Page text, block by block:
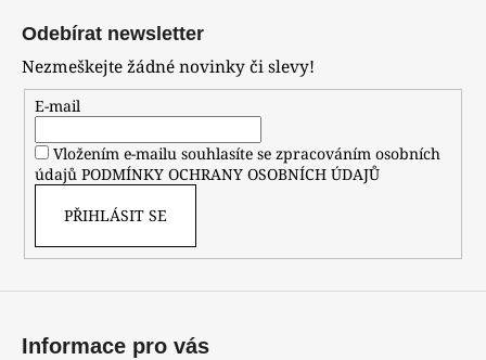
Odebírat newsletter
Nezmeškejte žádné novinky či slevy!
E-mail
Vložením e-mailu souhlasíte se zpracováním osobních
údajů PODMÍNKY OCHRANY OSOBNÍCH ÚDAJŮ
PŘIHLÁSIT SE
Informace pro vás